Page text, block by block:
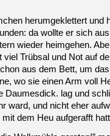
herumgeklettert und
da wollte er sich
wieder heimgehen.
Trübsal und Not auf
aus dem Bett, um
wo sie einen Arm voll
Daumesdick. lag und
ward, und nicht eher
dem Heu aufgerafft